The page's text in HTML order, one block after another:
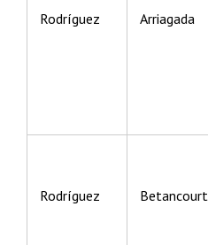
Rodríguez Arriagada
Rodríguez Betancourt